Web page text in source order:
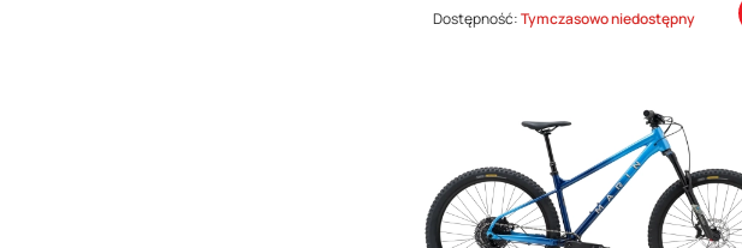
Dostępność:Tymczasowo niedostępny